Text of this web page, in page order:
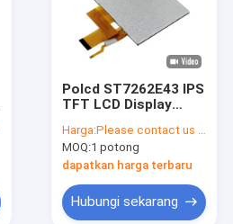
Polcd ST7262E43 IPS
TFT LCD Display
Untuk Raspberry Pi
Harga:Please contact us for latest price
MOQ:1 potong
dapatkan harga terbaru
Hubungi sekarang